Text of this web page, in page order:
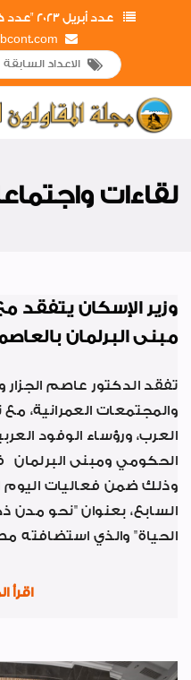
عدد أبريل 2023 "عدد خاص"
لقاءات
وزير الإسكان يتفقد
مبنى البرلمان
تفقد الدكتور عاصم الجزار
والمجتمعات العمرانية، مع
العرب، ورؤساء الوفود
الحكومي ومبنى البرلمان
وذلك ضمن فعاليات اليوم
السابع، بعنوان "نحو
الحياة" والذي استضافته
اقرأ